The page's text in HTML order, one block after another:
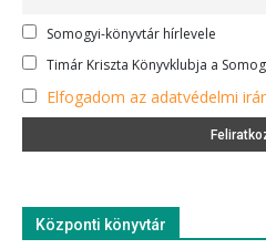
Somogyi-könyvtár hírlevele
Timár Kriszta Könyvklubja a
Elfogadom az adatvédelmi
Központi könyvtár